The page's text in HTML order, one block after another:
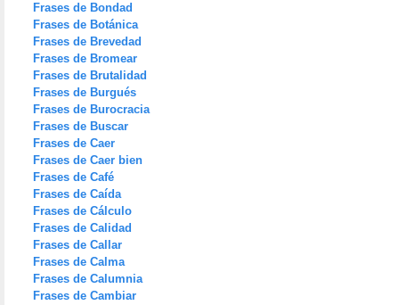
Frases de Bondad
Frases de Botánica
Frases de Brevedad
Frases de Bromear
Frases de Brutalidad
Frases de Burgués
Frases de Burocracia
Frases de Buscar
Frases de Caer
Frases de Caer bien
Frases de Café
Frases de Caída
Frases de Cálculo
Frases de Calidad
Frases de Callar
Frases de Calma
Frases de Calumnia
Frases de Cambiar